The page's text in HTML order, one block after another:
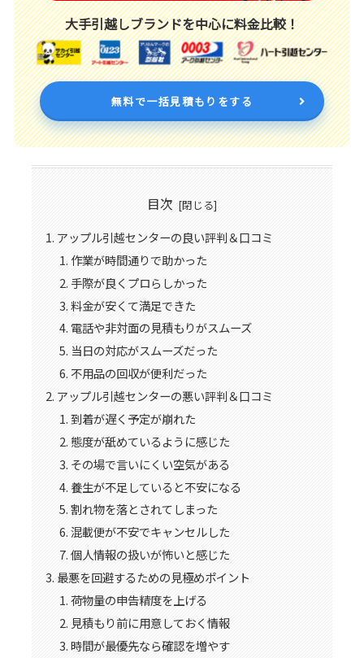
大手引越しブランドを中心に料金比較！
無料で一括見積もりをする
目次
アップル引越センターの良い評判＆口コミ
作業が時間通りで助かった
手際が良くプロらしかった
料金が安くて満足できた
電話や非対面の見積もりがスムーズ
当日の対応がスムーズだった
不用品の回収が便利だった
アップル引越センターの悪い評判＆口コミ
到着が遅く予定が崩れた
態度が舐めているように感じた
その場で言いにくい空気がある
養生が不足していると不安になる
割れ物を落とされてしまった
混載便が不安でキャンセルした
個人情報の扱いが怖いと感じた
最悪を回避するための見極めポイント
荷物量の申告精度を上げる
見積もり前に用意しておく情報
時間が最優先なら確認を増やす